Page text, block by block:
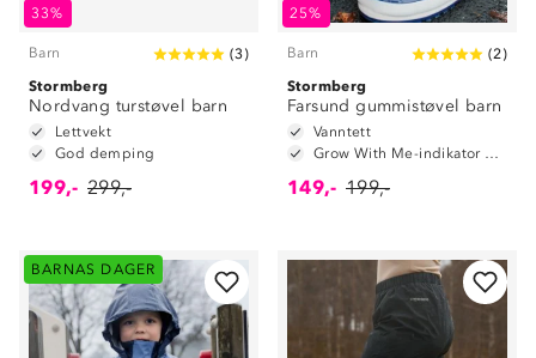
33%
Barn (3)
Stormberg
Nordvang turstøvel barn
Lettvekt
God demping
199,- 299,-
25%
Barn (2)
Stormberg
Farsund gummistøvel barn
Vanntett
Grow With Me-indikator på innersåle
149,- 199,-
BARNAS DAGER